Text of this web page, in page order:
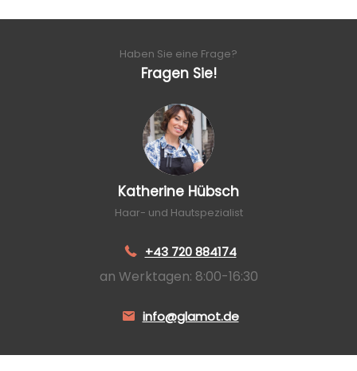
Haben Sie eine Frage?
Fragen Sie!
Katherine Hübsch
Haar- und Hautspezialist
+43 720 884174
an Werktagen: 8:00-16:30
info@glamot.de